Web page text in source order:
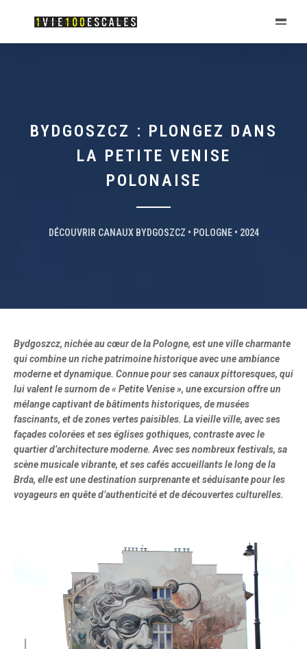
BYDGOSZCZ : PLONGEZ DANS
LA PETITE VENISE
POLONAISE
DÉCOUVRIR CANAUX BYDGOSZCZ • POLOGNE • 2024
Bydgoszcz, nichée au cœur de la Pologne, est une ville charmante
qui combine un riche patrimoine historique avec une ambiance
moderne et dynamique. Connue pour ses canaux pittoresques, qui
lui valent le surnom de « Petite Venise », une excursion offre un
mélange captivant de bâtiments historiques, de musées
fascinants, et de zones vertes paisibles. La vieille ville, avec ses
façades colorées et ses églises gothiques, contraste avec le
quartier d’architecture moderne. Avec ses nombreux festivals, sa
scène musicale vibrante, et ses cafés accueillants le long de la
Brda, elle est une destination surprenante et séduisante pour les
voyageurs en quête d’authenticité et de découvertes culturelles.